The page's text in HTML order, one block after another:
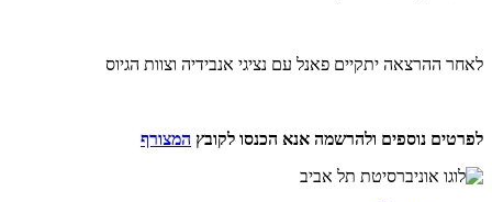
לאחר ההרצאה יתקיים פאנל עם נציגי אנבידיה וצוות הגיוס
לפרטים נוספים ולהרשמה אנא הכנסו לקובץ המצורף